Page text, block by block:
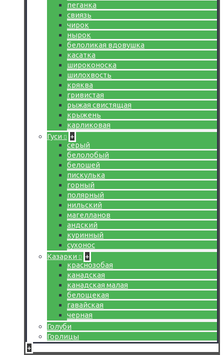
пеганка
свиязь
чирок
нырок
белоликая вдовушка
касатка
широконоска
шилохвость
кряква
гривистая
рыжая свистящая
крыжень
карликовая
Гуси
+
серый
белолобый
белошей
пискулька
горный
полярный
нильский
магелланов
андский
куринный
сухонос
Казарки
+
краснозобая
канадская
канадская малая
белощекая
гавайская
черная
Голуби
Горлицы
+